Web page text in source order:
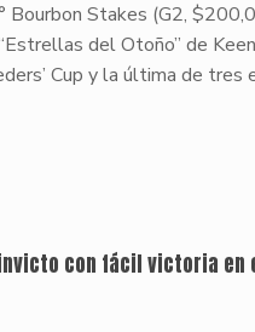
Bourbon Stakes (G2,
del Otoño” de
Cup y la última de
con fácil victoria en